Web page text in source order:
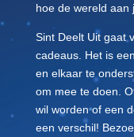
hoe de wereld aan
Sint Deelt Uit gaat
cadeaus. Het is
en elkaar te
om mee te doen.
wil worden of een
een verschil!